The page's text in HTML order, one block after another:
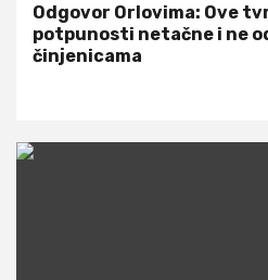
Odgovor Orlovima: ​Ove
potpunosti netačne i ne
činjenicama